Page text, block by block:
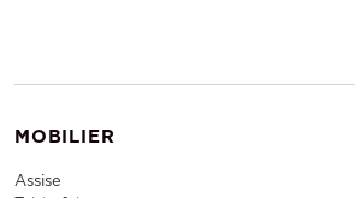
MOBILIER
Assise